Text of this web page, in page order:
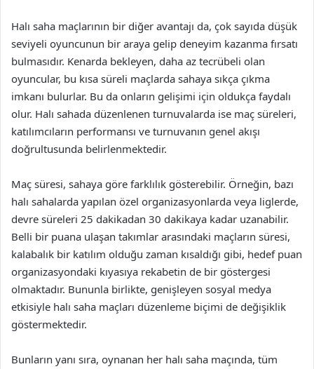
Halı saha maçlarının bir diğer avantajı da, çok sayıda düşük
seviyeli oyuncunun bir araya gelip deneyim kazanma fırsatı
bulmasıdır. Kenarda bekleyen, daha az tecrübeli olan
oyuncular, bu kısa süreli maçlarda sahaya sıkça çıkma
imkanı bulurlar. Bu da onların gelişimi için oldukça faydalı
olur. Halı sahada düzenlenen turnuvalarda ise maç süreleri,
katılımcıların performansı ve turnuvanın genel akışı
doğrultusunda belirlenmektedir.
Maç süresi, sahaya göre farklılık gösterebilir. Örneğin, bazı
halı sahalarda yapılan özel organizasyonlarda veya liglerde,
devre süreleri 25 dakikadan 30 dakikaya kadar uzanabilir.
Belli bir puana ulaşan takımlar arasındaki maçların süresi,
kalabalık bir katılım olduğu zaman kısaldığı gibi, hedef puan
organizasyondaki kıyasıya rekabetin de bir göstergesi
olmaktadır. Bununla birlikte, genişleyen sosyal medya
etkisiyle halı saha maçları düzenleme biçimi de değişiklik
göstermektedir.
Bunların yanı sıra, oynanan her halı saha maçında, tüm